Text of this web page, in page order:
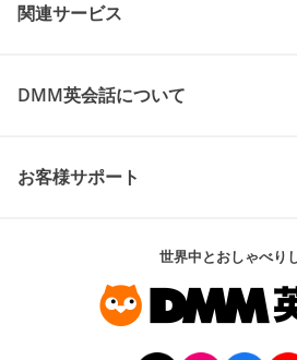
関連サービス
DMM英会話について
お客様サポート
世界中とおしゃべり